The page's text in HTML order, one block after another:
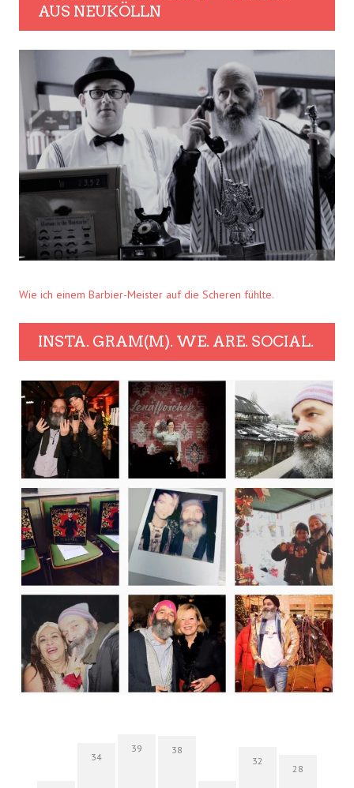
AUS NEUKÖLLN
Wie ich einem Barbier-Meister auf die Scheren fühlte.
INSTA. GRAM(M). WE. ARE. SOCIAL.
34
39 38
32
28